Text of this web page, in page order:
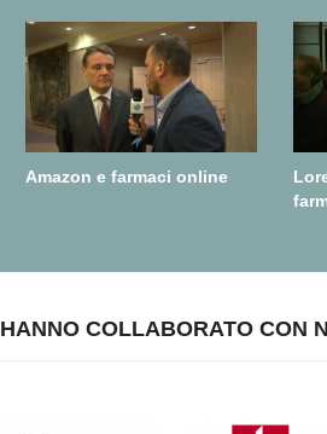
Amazon e farmaci online
HANNO COLLABORATO CON